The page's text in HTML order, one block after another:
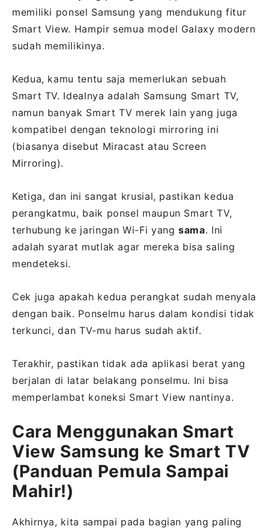
memiliki ponsel Samsung yang mendukung fitur
Smart View. Hampir semua model Galaxy modern
sudah memilikinya.
Kedua, kamu tentu saja memerlukan sebuah
Smart TV. Idealnya adalah Samsung Smart TV,
namun banyak Smart TV merek lain yang juga
kompatibel dengan teknologi mirroring ini
(biasanya disebut Miracast atau Screen
Mirroring).
Ketiga, dan ini sangat krusial, pastikan kedua
perangkatmu, baik ponsel maupun Smart TV,
terhubung ke jaringan Wi-Fi yangsama. Ini
adalah syarat mutlak agar mereka bisa saling
mendeteksi.
Cek juga apakah kedua perangkat sudah menyala
dengan baik. Ponselmu harus dalam kondisi tidak
terkunci, dan TV-mu harus sudah aktif.
Terakhir, pastikan tidak ada aplikasi berat yang
berjalan di latar belakang ponselmu. Ini bisa
memperlambat koneksi Smart View nantinya.
Cara Menggunakan Smart
View Samsung ke Smart TV
(Panduan Pemula Sampai
Mahir!)
Akhirnya, kita sampai pada bagian yang paling